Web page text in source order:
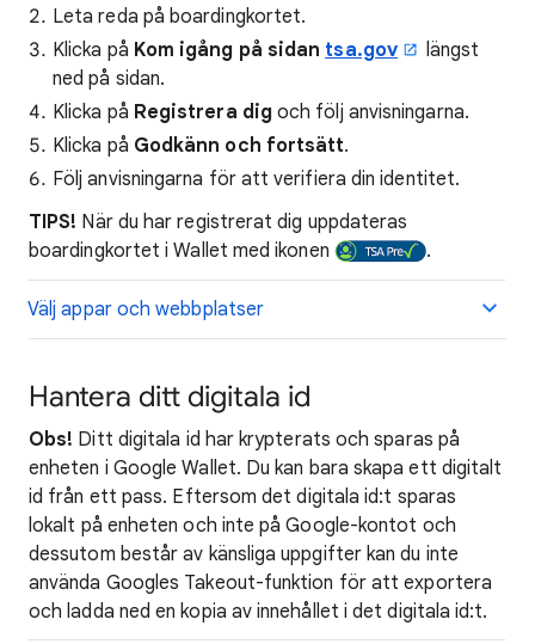
Leta reda på boardingkortet.
Klicka på Kom igång på sidan tsa.gov
längst
ned på sidan.
Klicka på Registrera dig och följ anvisningarna.
Klicka på Godkänn och fortsätt.
Följ anvisningarna för att verifiera din identitet.
TIPS! När du har registrerat dig uppdateras
boardingkortet i Wallet med ikonen
.
Välj appar och webbplatser
Hantera ditt digitala id
Obs! Ditt digitala id har krypterats och sparas på
enheten i Google Wallet. Du kan bara skapa ett digitalt
id från ett pass. Eftersom det digitala id:t sparas
lokalt på enheten och inte på Google-kontot och
dessutom består av känsliga uppgifter kan du inte
använda Googles Takeout-funktion för att exportera
och ladda ned en kopia av innehållet i det digitala id:t.